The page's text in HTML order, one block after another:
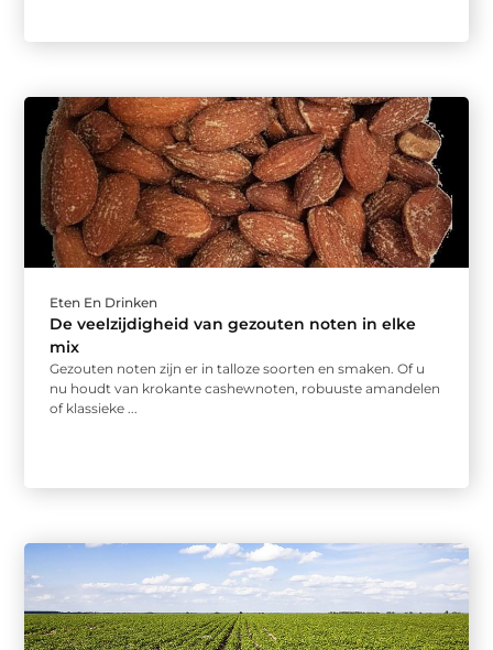
Eten En Drinken
De veelzijdigheid van gezouten noten in elke
mix
Gezouten noten zijn er in talloze soorten en smaken. Of u
nu houdt van krokante cashewnoten, robuuste amandelen
of klassieke ...